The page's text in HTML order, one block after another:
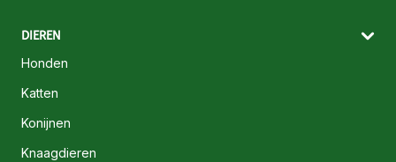
DIEREN
Honden
Katten
Konijnen
Knaagdieren